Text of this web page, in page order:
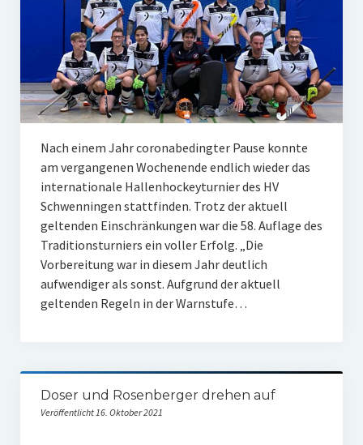
Nach einem Jahr coronabedingter Pause konnte
am vergangenen Wochenende endlich wieder das
internationale Hallenhockeyturnier des HV
Schwenningen stattfinden. Trotz der aktuell
geltenden Einschränkungen war die 58. Auflage des
Traditionsturniers ein voller Erfolg. „Die
Vorbereitung war in diesem Jahr deutlich
aufwendiger als sonst. Aufgrund der aktuell
geltenden Regeln in der Warnstufe…
Doser und Rosenberger drehen auf
Veröffentlicht 16. Oktober 2021